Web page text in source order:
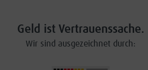
Geld ist Vertrauenssache.
Wir sind ausgezeichnet durch: